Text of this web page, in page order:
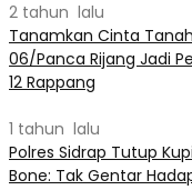
2 tahun lalu
Tanamkan Cinta
06/Panca Rijang Jadi
12 Rappang
1 tahun lalu
Polres Sidrap Tutup
Bone: Tak Gentar